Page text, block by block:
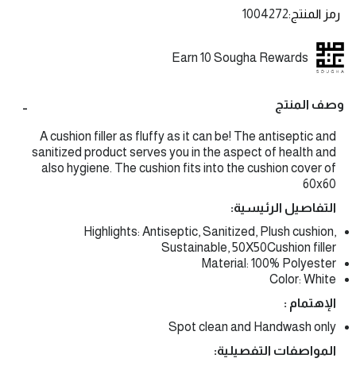
رمز المنتج 1004272
Earn 10 Sougha Rewards
وصف المنتج
A cushion filler as fluffy as it can be! The antiseptic and
sanitized product serves you in the aspect of health and
also hygiene. The cushion fits into the cushion cover of
60x60
التفاصيل الرئيسية:
Highlights: Antiseptic, Sanitized, Plush cushion,
Sustainable, 50X50Cushion filler
Material: 100% Polyester
Color: White
الإهتمام :
Spot clean and Handwash only
المواصفات التفصيلية: